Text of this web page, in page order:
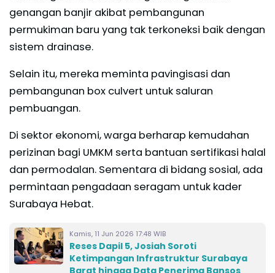
genangan banjir akibat pembangunan
permukiman baru yang tak terkoneksi baik dengan
sistem drainase.
Selain itu, mereka meminta pavingisasi dan
pembangunan box culvert untuk saluran
pembuangan.
Di sektor ekonomi, warga berharap kemudahan
perizinan bagi UMKM serta bantuan sertifikasi halal
dan permodalan. Sementara di bidang sosial, ada
permintaan pengadaan seragam untuk kader
Surabaya Hebat.
Kamis, 11 Jun 2026 17:48 WIB
Reses Dapil 5, Josiah Soroti
Ketimpangan Infrastruktur Surabaya
Barat hingga Data Penerima Bansos